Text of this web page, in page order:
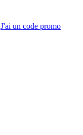
J'ai un code promo